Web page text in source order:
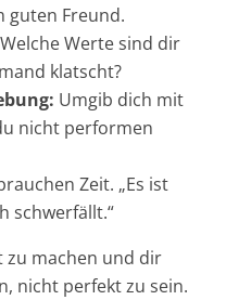
guten Freund.
Welche Werte sind dir
klatscht?
Umgib dich mit
nicht performen
Zeit. „Es ist
schwerfällt.“
zu machen und dir
nicht perfekt zu sein.